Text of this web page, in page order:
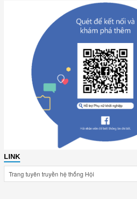
LINK